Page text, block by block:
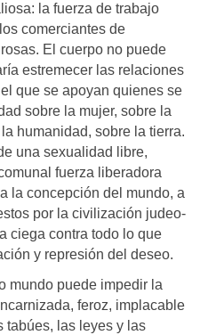
la fuerza de trabajo
comerciantes de
El cuerpo no puede
estremecer las relaciones
que se apoyan quienes se
sobre la mujer, sobre la
humanidad, sobre la tierra.
una sexualidad libre,
fuerza liberadora
la concepción del mundo, a
por la civilización judeo-
ciega contra todo lo que
y represión del deseo.
mundo puede impedir la
feroz, implacable
tabúes, las leyes y las